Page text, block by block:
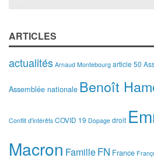
ARTICLES
actualités Arnaud Montebourg article 50
Assemblée nationale Benoît
Conflit d'intérêts COVID 19 Dopage droit
Macron FamilleFN France